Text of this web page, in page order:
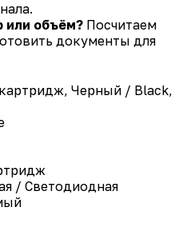
или объём? Посчитаем
документы для
Черный / Black,
/ Светодиодная